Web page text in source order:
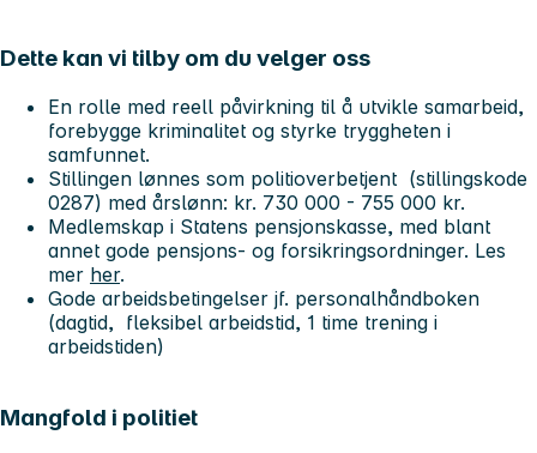
Dette kan vi tilby om du velger oss
En rolle med reell påvirkning til å utvikle samarbeid,
forebygge kriminalitet og styrke tryggheten i
samfunnet.
Stillingen lønnes som politioverbetjent (stillingskode
0287) med årslønn: kr. 730 000 - 755 000 kr.
Medlemskap i Statens pensjonskasse, med blant
annet gode pensjons- og forsikringsordninger. Les
mer her.
Gode arbeidsbetingelser jf. personalhåndboken
(dagtid, fleksibel arbeidstid, 1 time trening i
arbeidstiden)
Mangfold i politiet